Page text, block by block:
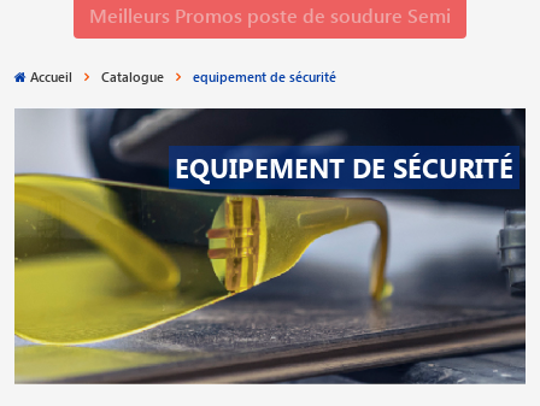
Meilleurs Promos poste de soudure Semi
Accueil Catalogue equipement de sécurité
EQUIPEMENT DE SÉCURITÉ